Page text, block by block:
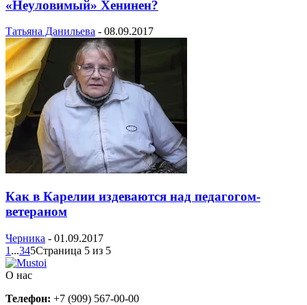
«Неуловимый» Хенинен?
Татьяна Данильева - 08.09.2017
Как в Карелии издеваются над педагогом-
ветераном
Черника - 01.09.2017
1 ...345Страница 5 из 5
О нас
Телефон: +7 (909) 567-00-00